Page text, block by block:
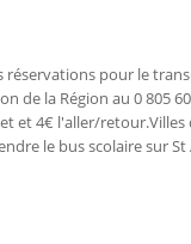
réservations pour le
de la Région au 0 805
et 4€ l'aller/
le bus scolaire sur